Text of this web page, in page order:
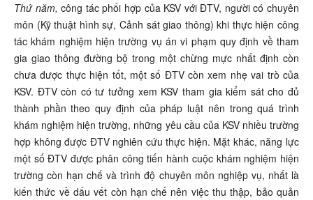
Thứ năm, công tác phối hợp của KSV với ĐTV, người có chuyên
môn (Kỹ thuật hình sự, Cảnh sát giao thông) khi thực hiện công
tác khám nghiệm hiện trường vụ án vi phạm quy định về tham
gia giao thông đường bộ trong một chừng mực nhất định còn
chưa được thực hiện tốt, một số ĐTV còn xem nhẹ vai trò của
KSV. ĐTV còn có tư tưởng xem KSV tham gia kiểm sát cho đủ
thành phần theo quy định của pháp luật nên trong quá trình
khám nghiệm hiện trường, những yêu cầu của KSV nhiều trường
hợp không được ĐTV nghiên cứu thực hiện. Mặt khác, năng lực
một số ĐTV được phân công tiến hành cuộc khám nghiệm hiện
trường còn hạn chế và trình độ chuyên môn nghiệp vụ, nhất là
kiến thức về dấu vết còn hạn chế nên việc thu thập, bảo quản